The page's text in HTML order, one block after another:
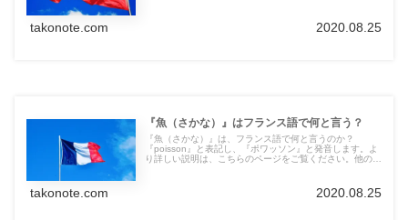
takonote.com 2020.08.25
『魚（さかな）』はフランス語で何と言う？
『魚（さかな）』は、フランス語で何と言うのか？
『poisson』と表記し、『ポワッソン』と発音します。よ
り詳しい説明は、こちらのページをご覧ください。他の言
takonote.com 2020.08.25